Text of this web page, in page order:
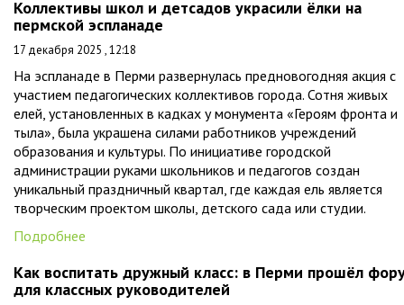
Коллективы школ и детсадов украсили ёлки на
пермской эспланаде
17 декабря 2025 , 12:18
На эспланаде в Перми развернулась предновогодняя акция с
участием педагогических коллективов города. Сотня живых
елей, установленных в кадках у монумента «Героям фронта и
тыла», была украшена силами работников учреждений
образования и культуры. По инициативе городской
администрации руками школьников и педагогов создан
уникальный праздничный квартал, где каждая ель является
творческим проектом школы, детского сада или студии.
Подробнее
Как воспитать дружный класс: в Перми прошёл
для классных руководителей